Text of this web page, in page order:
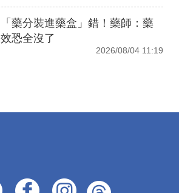
「藥分裝進藥盒」錯！藥師：藥
效恐全沒了
2026/08/04 11:19